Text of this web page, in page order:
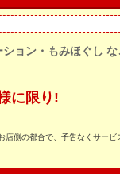
ション・もみほぐし
に限り!
側の都合で、予告なくサービ